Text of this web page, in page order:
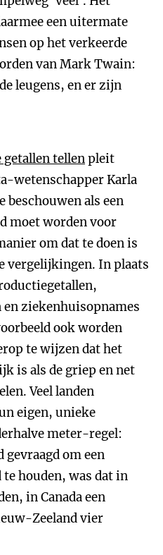
een uitermate
op het verkeerde
van Mark Twain:
leugens, en er zijn
getallen tellenpleit
wetenschapper Karla
beschouwen als een
moet worden voor
om dat te doen is
vergelijkingen. In plaats
ziekenhuisopnames
ook worden
te wijzen dat het
is als de griep en net
Veel landen
eigen, unieke
meter-regel:
gevraagd om een
houden, was dat in
in Canada een
Zeeland vier